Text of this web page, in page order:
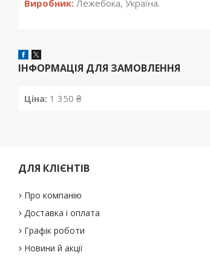
Виробник: Лежебока, Україна.
ІНФОРМАЦІЯ ДЛЯ ЗАМОВЛЕННЯ
Ціна: 1 350 ₴
ДЛЯ КЛІЄНТІВ
Про компанію
Доставка і оплата
Графік роботи
Новини й акції